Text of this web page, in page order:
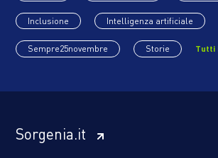
Inclusione Intelligenza artificiale
Sempre25novembre Storie Tutti
Sorgenia.it